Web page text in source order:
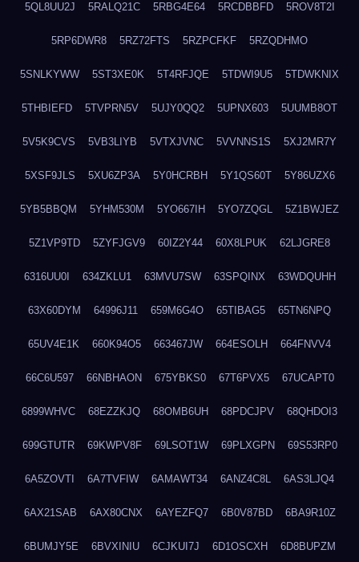
5QL8UU2J 5RALQ21C 5RBG4E64 5RCDBBFD 5ROV8T2I
5RP6DWR8 5RZ72FTS 5RZPCFKF 5RZQDHMO
5SNLKYWW 5ST3XE0K 5T4RFJQE 5TDWI9U5 5TDWKNIX
5THBIEFD 5TVPRN5V 5UJY0QQ2 5UPNX603 5UUMB8OT
5V5K9CVS 5VB3LIYB 5VTXJVNC 5VVNNS1S 5XJ2MR7Y
5XSF9JLS 5XU6ZP3A 5Y0HCRBH 5Y1QS60T 5Y86UZX6
5YB5BBQM 5YHM530M 5YO667IH 5YO7ZQGL 5Z1BWJEZ
5Z1VP9TD 5ZYFJGV9 60IZ2Y44 60X8LPUK 62LJGRE8
6316UU0I 634ZKLU1 63MVU7SW 63SPQINX 63WDQUHH
63X60DYM 64996J11 659M6G4O 65TIBAG5 65TN6NPQ
65UV4E1K 660K94O5 663467JW 664ESOLH 664FNVV4
66C6U597 66NBHAON 675YBKS0 67T6PVX5 67UCAPT0
6899WHVC 68EZZKJQ 68OMB6UH 68PDCJPV 68QHDOI3
699GTUTR 69KWPV8F 69LSOT1W 69PLXGPN 69S53RP0
6A5ZOVTI 6A7TVFIW 6AMAWT34 6ANZ4C8L 6AS3LJQ4
6AX21SAB 6AX80CNX 6AYEZFQ7 6B0V87BD 6BA9R10Z
6BUMJY5E 6BVXINIU 6CJKUI7J 6D1OSCXH 6D8BUPZM